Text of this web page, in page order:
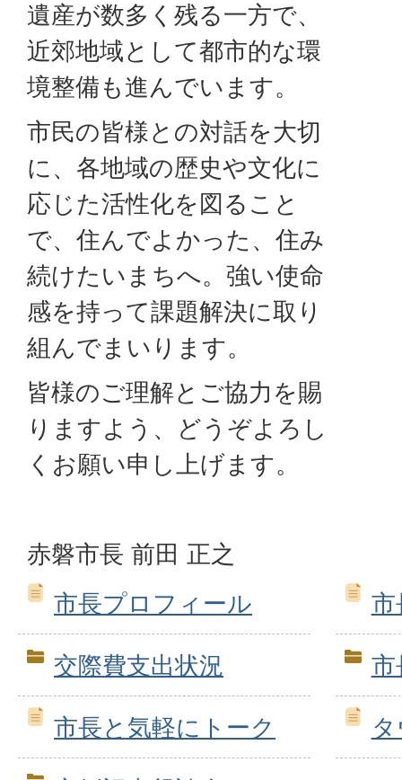
遺産が数多く残る一方で、
近郊地域として都市的な環
境整備も進んでいます。
市民の皆様との対話を大切
に、各地域の歴史や文化に
応じた活性化を図ること
で、住んでよかった、住み
続けたいまちへ。強い使命
感を持って課題解決に取り
組んでまいります。
皆様のご理解とご協力を賜
りますよう、どうぞよろし
くお願い申し上げます。
赤磐市長 前田 正之
市長プロフィール
市
交際費支出状況 市
市長と気軽にトーク